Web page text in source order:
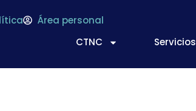
Área personal
CTNC
Servicios